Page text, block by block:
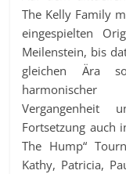
The Kelly Family
eingespielten
Meilenstein, bis
gleichen Ära
harmonischer
Fortsetzung auch
The Hump“
Kathy, Patricia,